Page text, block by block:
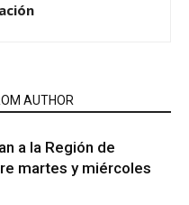
AUTHOR
a la Región de
martes y miércoles